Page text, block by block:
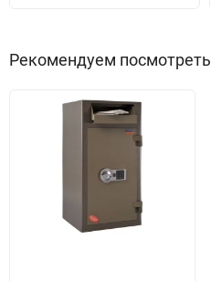
Рекомендуем посмотреть